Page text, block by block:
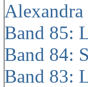
Alexandra
Band 85:
Band 84:
Band 83: